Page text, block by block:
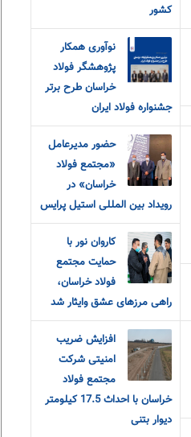
کشور
نوآوری همکار
پژوهشگر فولاد
خراسان طرح برتر
جشنواره فولاد ایران
حضور مدیرعامل
«مجتمع فولاد
خراسان» در
رویداد بین المللی استیل پرایس
کاروان نور با
حمایت مجتمع
فولاد خراسان،
راهی مرزهای عشق و‌ایثار شد
افزایش ضریب
امنیتی شرکت
مجتمع فولاد
خراسان با احداث 17.5 کیلومتر
دیوار بتنی